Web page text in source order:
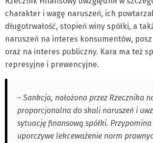
charakter i wagę naruszeń, ich
długotrwałość, stopień winy spółki, a
naruszeń na interes konsumentów,
oraz na interes publiczny. Kara ma też
represyjne i prewencyjne.
– Sankcja, nałożona przez Rzecznika
proporcjonalna do skali naruszeń i
sytuację finansową spółki.
uporczywe lekceważenie norm